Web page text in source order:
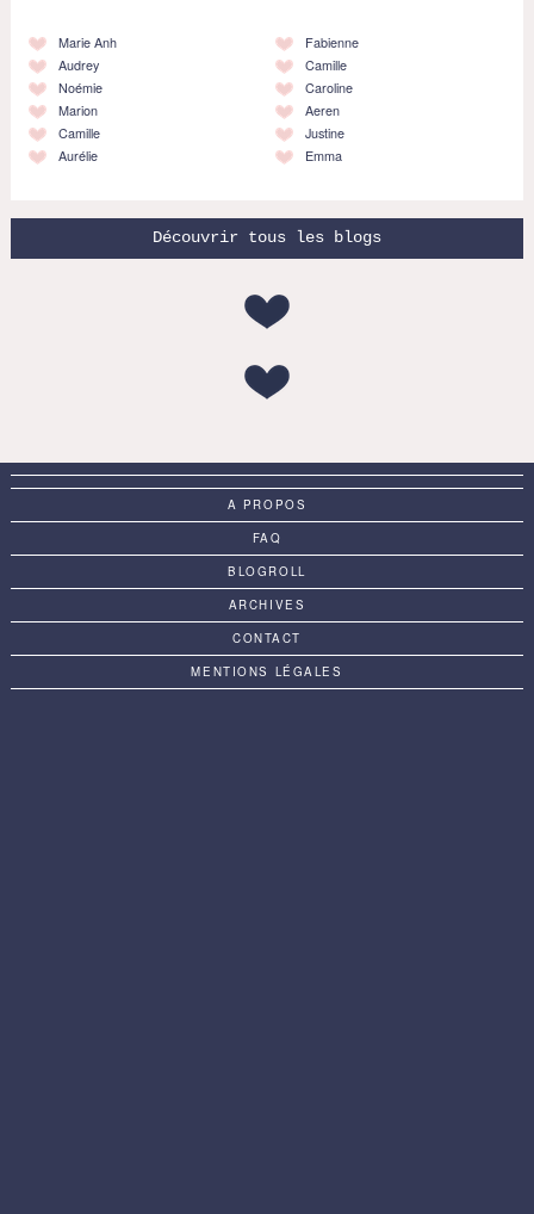
Marie Anh
Audrey
Noémie
Marion
Camille
Aurélie
Fabienne
Camille
Caroline
Aeren
Justine
Emma
Découvrir tous les blogs
A PROPOS
FAQ
BLOGROLL
ARCHIVES
CONTACT
MENTIONS LÉGALES